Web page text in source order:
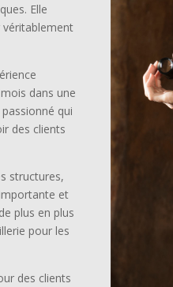
Elle
véritablement
dans une
qui
des clients
structures,
et
plus en plus
pour les
des clients